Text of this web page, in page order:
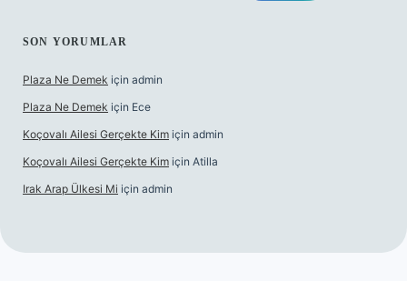
SON YORUMLAR
Plaza Ne Demek için admin
Plaza Ne Demek için Ece
Koçovalı Ailesi Gerçekte Kim için admin
Koçovalı Ailesi Gerçekte Kim için Atilla
Irak Arap Ülkesi Mi için admin